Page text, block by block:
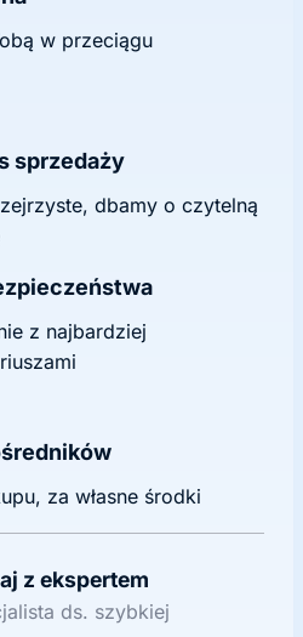
w przeciągu
sprzedaży
dbamy o czytelną
z najbardziej
za własne środki
z ekspertem
ds. szybkiej